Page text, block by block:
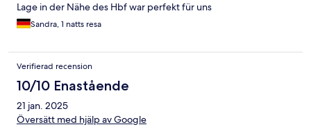
Lage in der Nähe des Hbf war perfekt für uns
Sandra, 1 natts resa
Verifierad recension
10/10 Enastående
21 jan. 2025
Översätt med hjälp av Google